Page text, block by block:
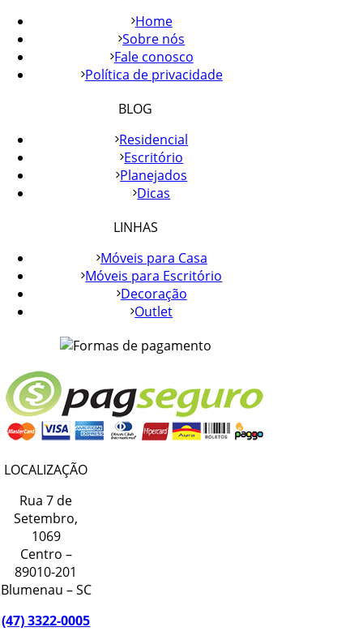
Home
Sobre nós
Fale conosco
Política de privacidade
BLOG
Residencial
Escritório
Planejados
Dicas
LINHAS
Móveis para Casa
Móveis para Escritório
Decoração
Outlet
LOCALIZAÇÃO
Rua 7 de
Setembro,
1069
Centro –
89010-201
Blumenau – SC
(47) 3322-0005